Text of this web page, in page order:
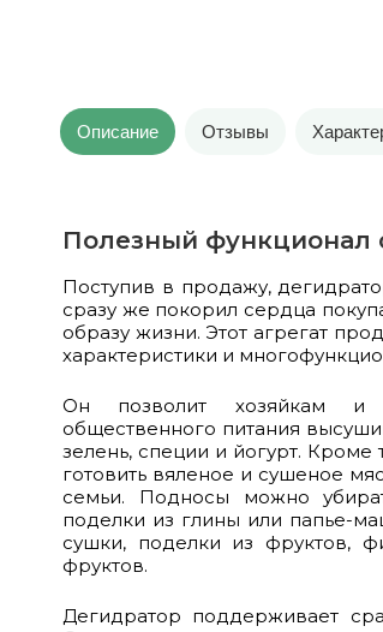
Описание Отзывы
Полезный функционал
Поступив в продажу,
сразу же покорил сердца
образу жизни. Этот агрегат
характеристики и
Он позволит хозяйкам и
общественного питания
зелень, специи и йогурт.
готовить вяленое и сушеное
семьи. Подносы можно
поделки из глины или папье-
сушки, поделки из фруктов,
фруктов.
Дегидратор поддерживает